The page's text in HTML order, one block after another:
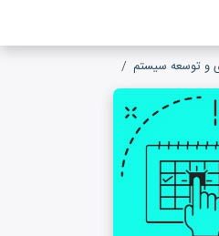
و توسعه سیستم